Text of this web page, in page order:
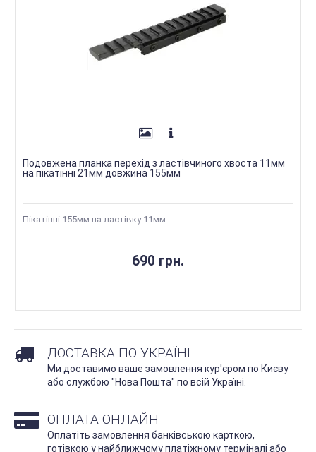
Подовжена планка перехід з ластівчиного хвоста 11мм
на пікатінні 21мм довжина 155мм
Пікатінні 155мм на ластівку 11мм
690 грн.
ДОСТАВКА ПО УКРАЇНІ
Ми доставимо ваше замовлення кур'єром по Києву
або службою "Нова Пошта" по всій Україні.
ОПЛАТА ОНЛАЙН
Оплатіть замовлення банківською карткою,
готівкою у найближчому платіжному терміналі або